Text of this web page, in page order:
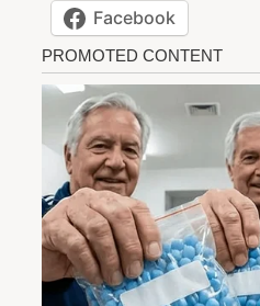
Facebook